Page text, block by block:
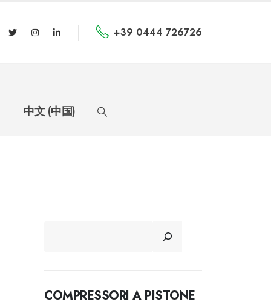
+39 0444 726726
中文 (中国)
COMPRESSORI A PISTONE